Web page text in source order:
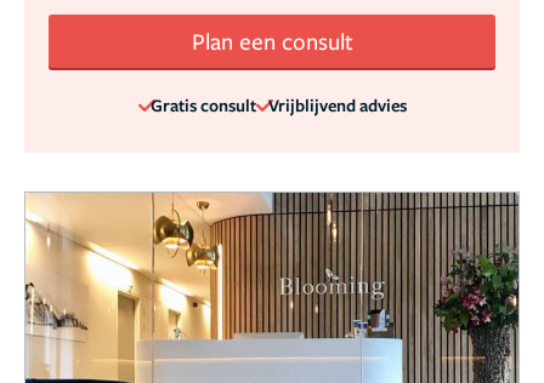
Plan een consult
Gratis consult Vrijblijvend advies